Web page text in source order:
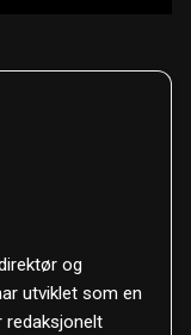
og
utviklet som en